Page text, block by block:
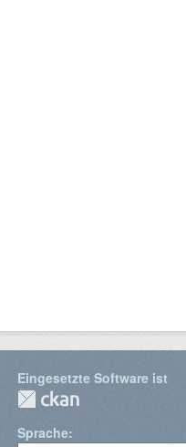
Eingesetzte Software ist
Sprache